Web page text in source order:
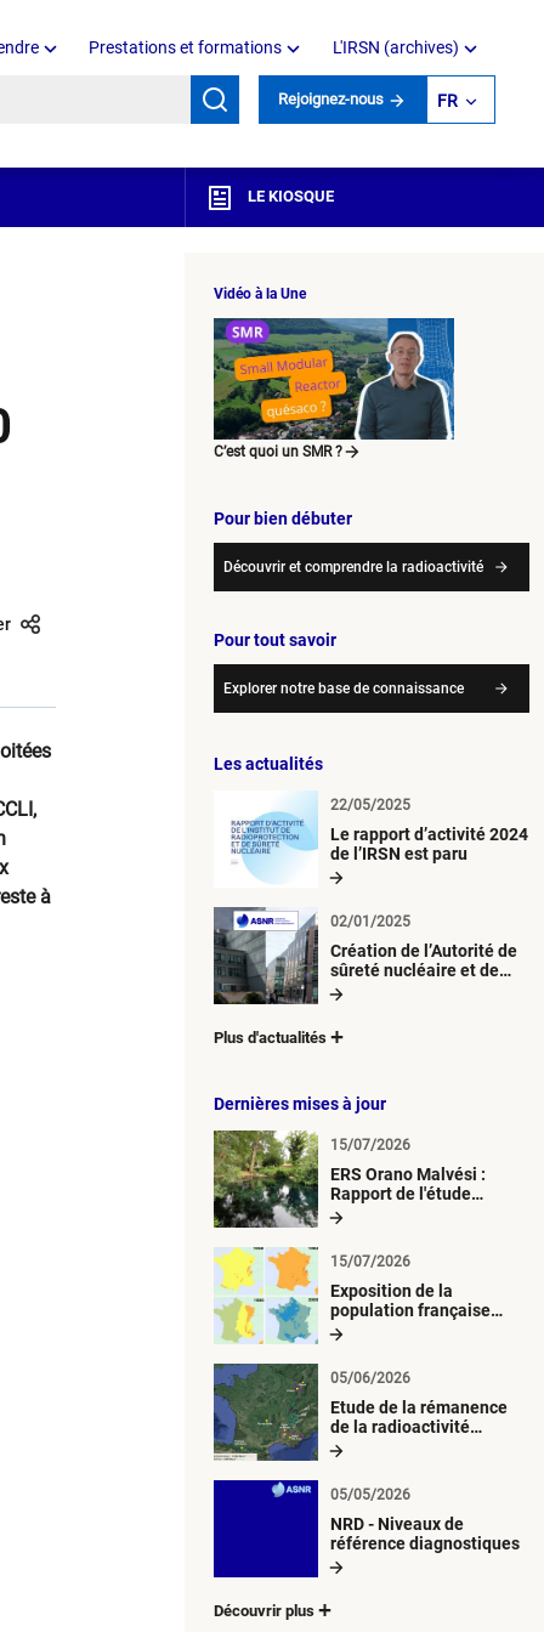
Prestations et formations L'IRSN (archives)
Rejoignez-nous FR
LE KIOSQUE
à
Vidéo à la Une
C’est quoi un SMR ?
Pour bien débuter
Découvrir et comprendre la radioactivité
Pour tout savoir
Explorer notre base de connaissance
Les actualités
Le rapport d’activité 2024
de l’IRSN est paru
22/05/2025
Création de l’Autorité de
sûreté nucléaire et de
radioprotection (ASNR)
02/01/2025
Plus d'actualités
Dernières mises à jour
ERS Orano Malvési :
Rapport de l'étude
radiologique du milieu
15/07/2026
Exposition de la
population française
métropolitaine aux
atmosphériques
radioactives depuis 1945
15/07/2026
Etude de la rémanence
de la radioactivité
d’origine artificielle
05/06/2026
NRD - Niveaux de
référence diagnostiques
05/05/2026
Découvrir plus